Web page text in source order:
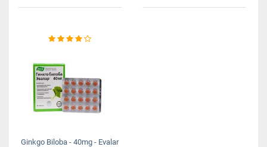
Ginkgo Biloba - 40mg - Evalar